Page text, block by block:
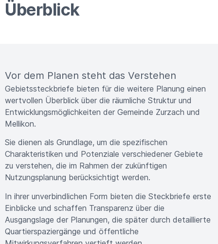
Überblick
Vor dem Planen steht das Verstehen
Gebietssteckbriefe bieten für die weitere Planung einen
wertvollen Überblick über die räumliche Struktur und
Entwicklungsmöglichkeiten der Gemeinde Zurzach und
Mellikon.
Sie dienen als Grundlage, um die spezifischen
Charakteristiken und Potenziale verschiedener Gebiete
zu verstehen, die im Rahmen der zukünftigen
Nutzungsplanung berücksichtigt werden.
In ihrer unverbindlichen Form bieten die Steckbriefe erste
Einblicke und schaffen Transparenz über die
Ausgangslage der Planungen, die später durch detaillierte
Quartierspaziergänge und öffentliche